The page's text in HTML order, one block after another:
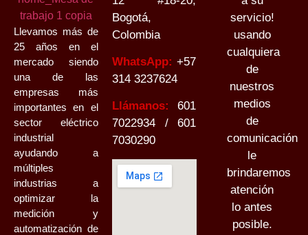
Llevamos más de
25 años en el
mercado siendo
una de las
empresas más
importantes en el
sector eléctrico
industrial
ayudando a
múltiples
industrias a
optimizar la
medición y
automatización de
Bogotá,
Colombia
WhatsApp: +57
314 3237624
Llámanos: 601
7022934 / 601
7030290
servicio!
usando
cualquiera
de
nuestros
medios
de
comunicación
le
brindaremos
atención
lo antes
posible.